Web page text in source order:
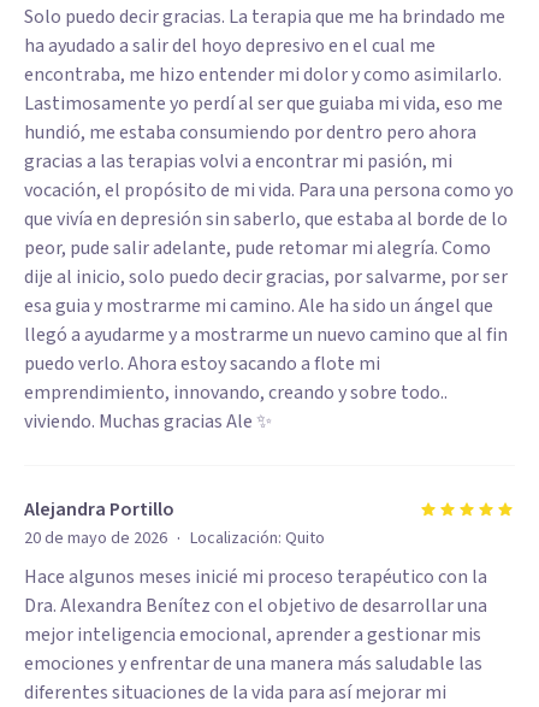
Solo puedo decir gracias. La terapia que me ha brindado me
ha ayudado a salir del hoyo depresivo en el cual me
encontraba, me hizo entender mi dolor y como asimilarlo.
Lastimosamente yo perdí al ser que guiaba mi vida, eso me
hundió, me estaba consumiendo por dentro pero ahora
gracias a las terapias volvi a encontrar mi pasión, mi
vocación, el propósito de mi vida. Para una persona como yo
que vivía en depresión sin saberlo, que estaba al borde de lo
peor, pude salir adelante, pude retomar mi alegría. Como
dije al inicio, solo puedo decir gracias, por salvarme, por ser
esa guia y mostrarme mi camino. Ale ha sido un ángel que
llegó a ayudarme y a mostrarme un nuevo camino que al fin
puedo verlo. Ahora estoy sacando a flote mi
emprendimiento, innovando, creando y sobre todo..
viviendo. Muchas gracias Ale ✨️
Alejandra Portillo
20 de mayo de 2026 · Localización: Quito
Hace algunos meses inicié mi proceso terapéutico con la
Dra. Alexandra Benítez con el objetivo de desarrollar una
mejor inteligencia emocional, aprender a gestionar mis
emociones y enfrentar de una manera más saludable las
diferentes situaciones de la vida para así mejorar mi